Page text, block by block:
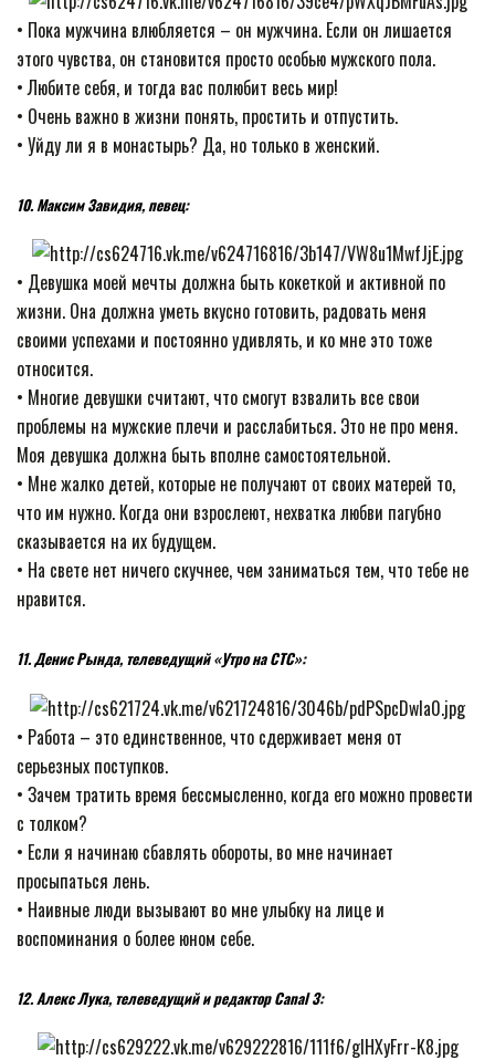
• Пока мужчина влюбляется – он мужчина. Если он лишается
этого чувства, он становится просто особью мужского пола.
• Любите себя, и тогда вас полюбит весь мир!
• Очень важно в жизни понять, простить и отпустить.
• Уйду ли я в монастырь? Да, но только в женский.
10. Максим Завидия, певец:
• Девушка моей мечты должна быть кокеткой и активной по
жизни. Она должна уметь вкусно готовить, радовать меня
своими успехами и постоянно удивлять, и ко мне это тоже
относится.
• Многие девушки считают, что смогут взвалить все свои
проблемы на мужские плечи и расслабиться. Это не про меня.
Моя девушка должна быть вполне самостоятельной.
• Мне жалко детей, которые не получают от своих матерей то,
что им нужно. Когда они взрослеют, нехватка любви пагубно
сказывается на их будущем.
• На свете нет ничего скучнее, чем заниматься тем, что тебе не
нравится.
11. Денис Рында, телеведущий «Утро на СТС»:
• Работа – это единственное, что сдерживает меня от
серьезных поступков.
• Зачем тратить время бессмысленно, когда его можно провести
с толком?
• Если я начинаю сбавлять обороты, во мне начинает
просыпаться лень.
• Наивные люди вызывают во мне улыбку на лице и
воспоминания о более юном себе.
12. Алекс Лука, телеведущий и редактор Canal 3: